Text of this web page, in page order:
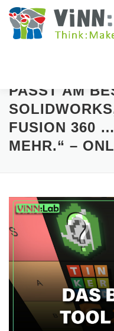
Zum
Inhalt
springen
VINN:LOG MADE
BOOKING
PASST AM
FUSION 360
MEHR.“ –